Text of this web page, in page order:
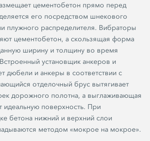
цементобетон прямо перед
его посредством шнекового
плужного распределителя. Вибраторы
цементобетон, а скользящая форма
ширину и толщину во время
установщик анкеров и
дюбели и анкеры в соответствии с
отделочный брус вытягивает
дорожного полотна, а выглаживающая
идеальную поверхность. При
бетона нижний и верхний слои
методом «мокрое на мокрое».